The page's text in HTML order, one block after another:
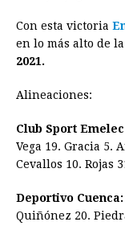
Con esta victoria
en lo más alto de
2021.
Alineaciones:
Club Sport
Vega 19. Gracia 5.
Cevallos 10. Rojas
Deportivo Cuenca:
Quiñónez 20.